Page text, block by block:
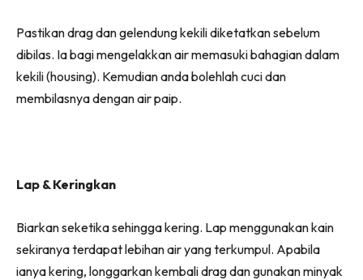
Pastikan drag dan gelendung kekili diketatkan sebelum
dibilas. Ia bagi mengelakkan air memasuki bahagian dalam
kekili (housing). Kemudian anda bolehlah cuci dan
membilasnya dengan air paip.
Lap & Keringkan
Biarkan seketika sehingga kering. Lap menggunakan kain
sekiranya terdapat lebihan air yang terkumpul. Apabila
ianya kering, longgarkan kembali drag dan gunakan minyak